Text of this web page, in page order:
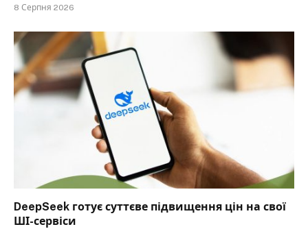
8 Серпня 2026
DeepSeek готує суттєве підвищення цін на свої
ШІ-сервіси